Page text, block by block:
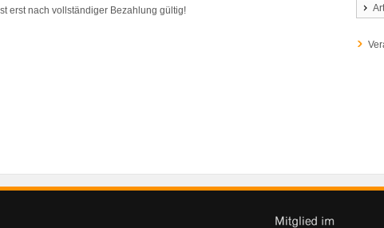
erst nach vollständiger Bezahlung gültig!